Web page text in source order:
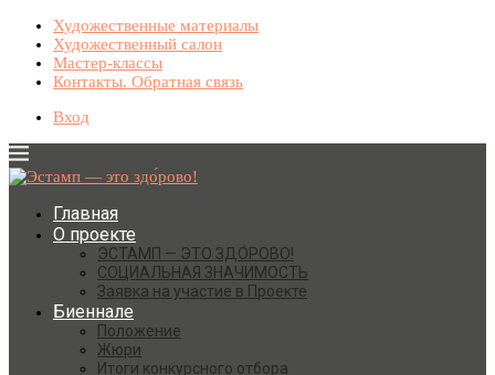
Художественные материалы
Художественный салон
Мастер-классы
Контакты. Обратная связь
Вход
Главная
О проекте
ЭСТАМП — ЭТО ЗДО́РОВО!
СОЦИАЛЬНАЯ ЗНАЧИМОСТЬ
Заявка на участие в Проекте
Биеннале
Положение
Жюри
Итоги конкурсного отбора